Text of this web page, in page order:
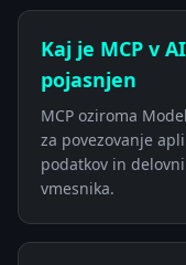
Kaj je MCP v
pojasnjen
MCP oziroma
za povezovanje
podatkov in
vmesnika.